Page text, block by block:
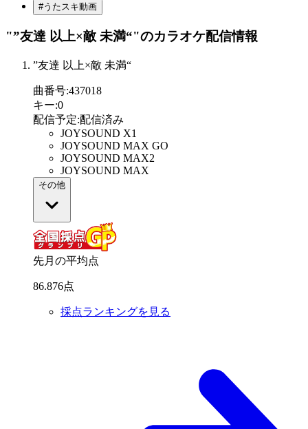
#うたスキ動画
"”友達 以上×敵 未満“"のカラオケ配信情報
”友達 以上×敵 未満“
曲番号:437018
キー:0
配信予定:配信済み
JOYSOUND X1
JOYSOUND MAX GO
JOYSOUND MAX2
JOYSOUND MAX
その他
先月の平均点
86.876点
採点ランキングを見る